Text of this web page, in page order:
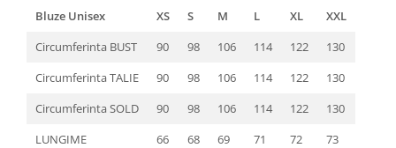
Bluze Unisex XS S M L XL
XXL
Circumferinta BUST
90 98 106 114 122
130
Circumferinta TALIE
90 98 106 114 122
130
Circumferinta SOLD
90 98 106 114 122
130
LUNGIME
66 68 69 71 72 73